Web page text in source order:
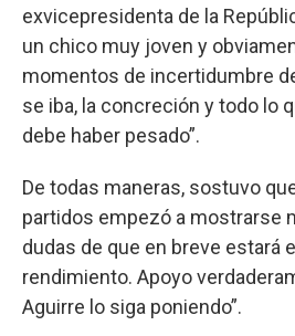
exvicepresidenta de la
un chico muy joven y
momentos de incertidumbre
se iba, la concreción y todo lo
debe haber pesado”.
De todas maneras, sostuvo
partidos empezó a mostrarse
dudas de que en breve estará
rendimiento. Apoyo
Aguirre lo siga poniendo”.